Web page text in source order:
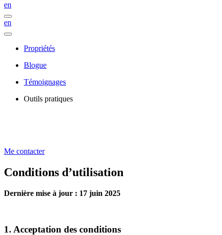
en
en
Propriétés
Blogue
Témoignages
Outils pratiques
Me contacter
Conditions d’utilisation
Dernière mise à jour : 17 juin 2025
1. Acceptation des conditions